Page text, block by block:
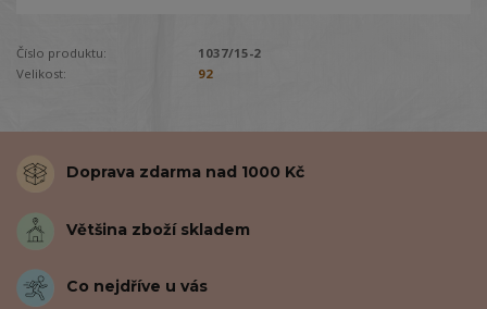
Číslo produktu:
1037/15-2
Velikost:
92
Doprava zdarma nad 1000 Kč
Většina zboží skladem
Co nejdříve u vás